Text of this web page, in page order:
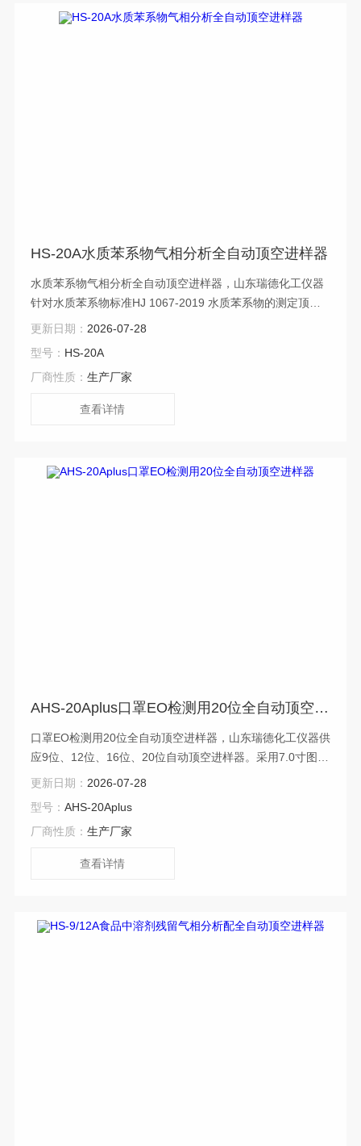
HS-20A水质苯系物气相分析全自动顶空进样器
水质苯系物气相分析全自动顶空进样器，山东瑞德化工仪器
针对水质苯系物标准HJ 1067-2019 水质苯系物的测定顶空/
气相色谱法,成熟的顶空进样器分析方案。
更新日期： 2026-07-28
型号： HS-20A
厂商性质： 生产厂家
查看详情
AHS-20Aplus口罩EO检测用20位全自动顶空进样器
口罩EO检测用20位全自动顶空进样器，山东瑞德化工仪器供
应9位、12位、16位、20位自动顶空进样器。采用7.0寸图形
点阵液晶显示屏，界面友好，清晰简洁；以进样原理为主的
速操作。
更新日期： 2026-07-28
型号： AHS-20Aplus
厂商性质： 生产厂家
查看详情